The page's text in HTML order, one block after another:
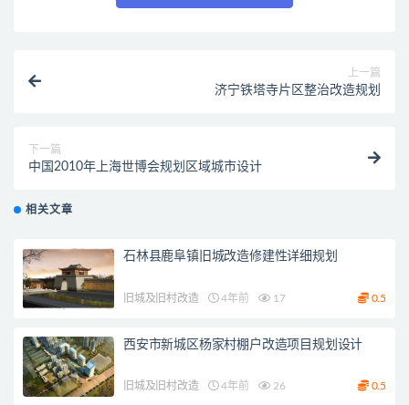
上一篇
济宁铁塔寺片区整治改造规划
下一篇
中国2010年上海世博会规划区域城市设计
相关文章
石林县鹿阜镇旧城改造修建性详细规划
旧城及旧村改造 4年前 17 0.5
西安市新城区杨家村棚户改造项目规划设计
旧城及旧村改造 4年前 26 0.5